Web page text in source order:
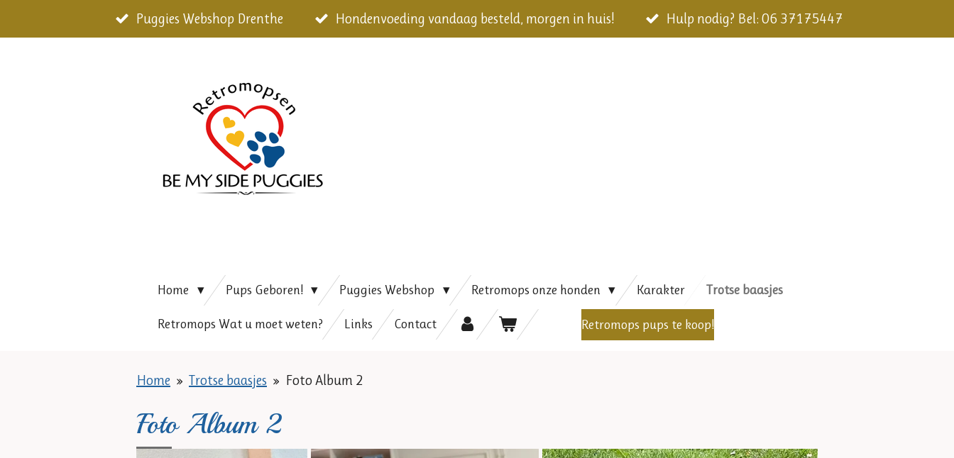
direct
Puggies Webshop Drenthe Hondenvoeding vandaag besteld, morgen in huis! Hulp nodig? Bel: 06 37175447
Home Pups Geboren! Puggies Webshop Retromops onze honden Karakter Trotse baasjes
Retromops Wat u moet weten? Links Contact Retromops pups te koop!
Home » Trotse baasjes » Foto Album 2
Foto Album 2